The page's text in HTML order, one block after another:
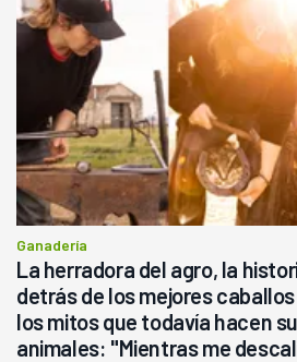
Ganadería
La herradora del agro, la
detrás de los mejores
los mitos que todavía hacen
animales: "Mientras me